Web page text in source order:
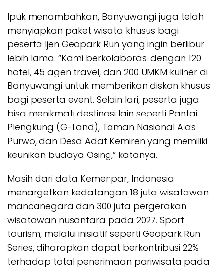
Ipuk menambahkan, Banyuwangi juga telah
menyiapkan paket wisata khusus bagi
peserta Ijen Geopark Run yang ingin berlibur
lebih lama. “Kami berkolaborasi dengan 120
hotel, 45 agen travel, dan 200 UMKM kuliner di
Banyuwangi untuk memberikan diskon khusus
bagi peserta event. Selain lari, peserta juga
bisa menikmati destinasi lain seperti Pantai
Plengkung (G-Land), Taman Nasional Alas
Purwo, dan Desa Adat Kemiren yang memiliki
keunikan budaya Osing,” katanya.
Masih dari data Kemenpar, Indonesia
menargetkan kedatangan 18 juta wisatawan
mancanegara dan 300 juta pergerakan
wisatawan nusantara pada 2027. Sport
tourism, melalui inisiatif seperti Geopark Run
Series, diharapkan dapat berkontribusi 22%
terhadap total penerimaan pariwisata pada